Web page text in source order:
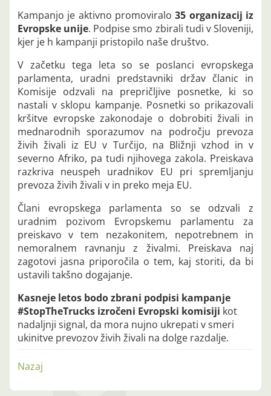
Kampanjo je aktivno promoviralo35 organizacij iz
Evropske unije. Podpise smo zbirali tudi v Sloveniji,
kjer je h kampanji pristopilo naše društvo.
V začetku tega leta so se poslanci evropskega
parlamenta, uradni predstavniki držav članic in
Komisije odzvali na prepričljive posnetke, ki so
nastali v sklopu kampanje. Posnetki so prikazovali
kršitve evropske zakonodaje o dobrobiti živali in
mednarodnih sporazumov na področju prevoza
živih živali iz EU v Turčijo, na Bližnji vzhod in v
severno Afriko, pa tudi njihovega zakola. Preiskava
razkriva neuspeh uradnikov EU pri spremljanju
prevoza živih živali v in preko meja EU.
Člani evropskega parlamenta so se odzvali z
uradnim pozivom Evropskemu parlamentu za
preiskavo v tem nezakonitem, nepotrebnem in
nemoralnem ravnanju z živalmi. Preiskava naj
zagotovi jasna priporočila o tem, kaj storiti, da bi
ustavili takšno dogajanje.
Kasneje letos bodo zbrani podpisi kampanje
#StopTheTrucks izročeni Evropski komisiji kot
nadaljnji signal, da mora nujno ukrepati v smeri
ukinitve prevozov živih živali na dolge razdalje.
Nazaj